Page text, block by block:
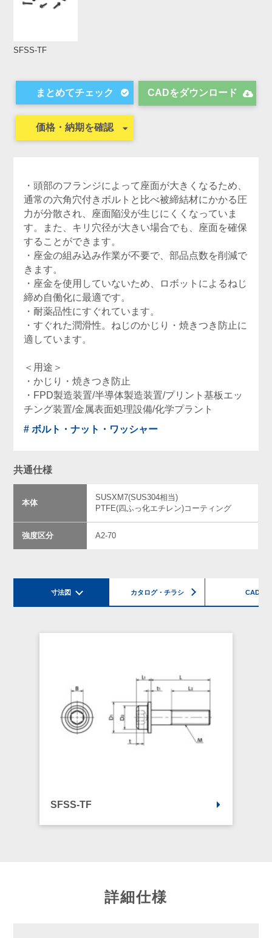
SFSS-TF
CADをダウンロード
価格・納期を確認
・頭部のフランジによって座面が大きくなるため、
通常の六角穴付きボルトと比べ被締結材にかかる圧
力が分散され、座面陥没が生じにくくなっていま
す。また、キリ穴径が大きい場合でも、座面を確保
することができます。
・座金の組み込み作業が不要で、部品点数を削減で
きます。
・座金を使用していないため、ロボットによるねじ
締め自働化に最適です。
・耐薬品性にすぐれています。
・すぐれた潤滑性。ねじのかじり・焼きつき防止に
適しています。
＜用途＞
・かじり・焼きつき防止
・FPD製造装置/半導体製造装置/プリント基板エッ
チング装置/金属表面処理設備/化学プラント
# ボルト・ナット・ワッシャー
共通仕様
本体
SUSXM7(SUS304相当)
PTFE(四ふっ化エチレン)コーティング
強度区分 A2-70
寸法図 カタログ・チラシ CAD
SFSS-TF
詳細仕様